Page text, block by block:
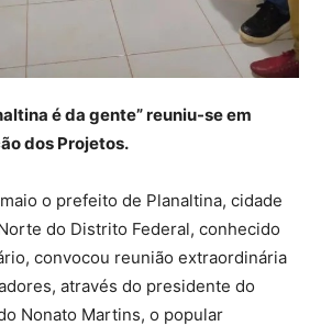
é da gente” reuniu-se em
dos Projetos.
o prefeito de Planaltina, cidade
do Distrito Federal, conhecido
convocou reunião extraordinária
através do presidente do
Nonato Martins, o popular